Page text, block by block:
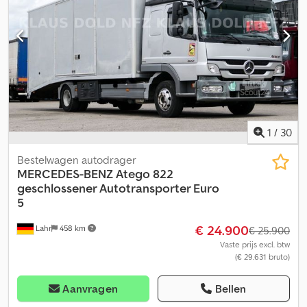
1 / 30
Lahr 458 km
Bestelwagen autodrager
MERCEDES-BENZAtego 822
geschlossener Autotransporter Euro
5
€ 24.900€ 25.900
Vaste prijs excl. btw
(€ 29.631 bruto)
Aanvragen Bellen